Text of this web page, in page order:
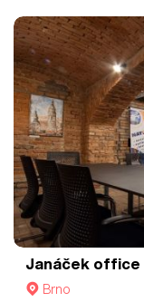
Janáček office
Brno